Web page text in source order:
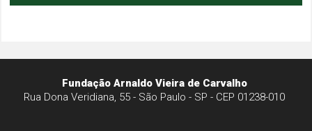
Fundação Arnaldo Vieira de Carvalho
Rua Dona Veridiana, 55 - São Paulo - SP - CEP 01238-010